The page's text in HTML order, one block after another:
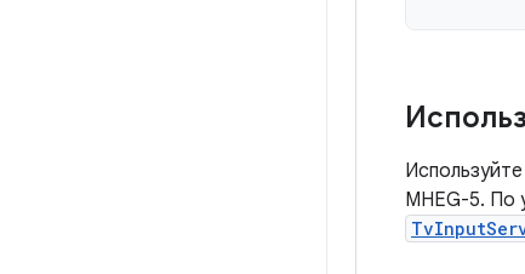
MHEG-5. По